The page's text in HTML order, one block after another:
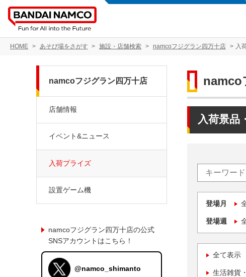
HOME あそび場をさがす 施設・店舗検索 namcoフジグラン四万十店 入
namco
入荷景品
登場月
登場週
全て表示
生活雑貨
namcoフジグラン四万十店
店舗情報
イベント&ニュース
入荷プライズ
設置ゲーム機
namcoフジグラン四万十店の公式
SNSアカウントはこちら！
@namco_shimanto